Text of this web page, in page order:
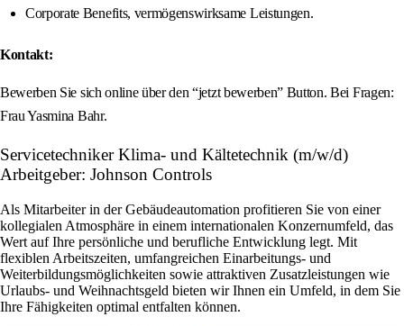
Corporate Benefits, vermögenswirksame Leistungen.
Kontakt:
Bewerben Sie sich online über den “jetzt bewerben” Button. Bei Fragen:
Frau Yasmina Bahr.
Servicetechniker Klima- und Kältetechnik (m/w/d)
Arbeitgeber: Johnson Controls
Als Mitarbeiter in der Gebäudeautomation profitieren Sie von einer
kollegialen Atmosphäre in einem internationalen Konzernumfeld, das
Wert auf Ihre persönliche und berufliche Entwicklung legt. Mit
flexiblen Arbeitszeiten, umfangreichen Einarbeitungs- und
Weiterbildungsmöglichkeiten sowie attraktiven Zusatzleistungen wie
Urlaubs- und Weihnachtsgeld bieten wir Ihnen ein Umfeld, in dem Sie
Ihre Fähigkeiten optimal entfalten können.